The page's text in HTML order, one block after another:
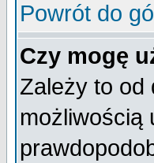
Powrót do
Czy mogę
Zależy to od
możliwością